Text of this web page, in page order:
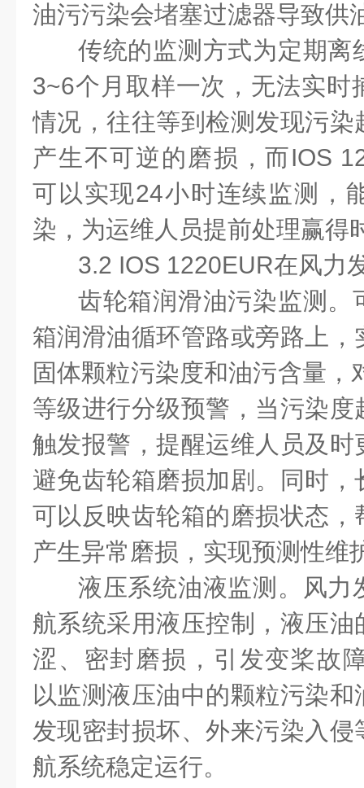
油污污染会堵塞过滤器导致供
传统的监测方式为定期离
3~6个月取样一次，无法实时
情况，往往等到检测发现污
产生不可逆的磨损，而IOS
可以实现24小时连续监测，
染，为运维人员提前处理赢得
3.2 IOS 1220EUR在风力
齿轮箱润滑油污染监测。
箱润滑油循环管路或旁路上
固体颗粒污染度和油污含量，
等级进行分级预警，当污染
触发报警，提醒运维人员及
避免齿轮箱磨损加剧。同时
可以反映齿轮箱的磨损状态
产生异常磨损，实现预测性维
液压系统油液监测。风力
航系统采用液压控制，液压
涩、密封磨损，引发变桨故
以监测液压油中的颗粒污染
发现密封损坏、外来污染入
航系统稳定运行。